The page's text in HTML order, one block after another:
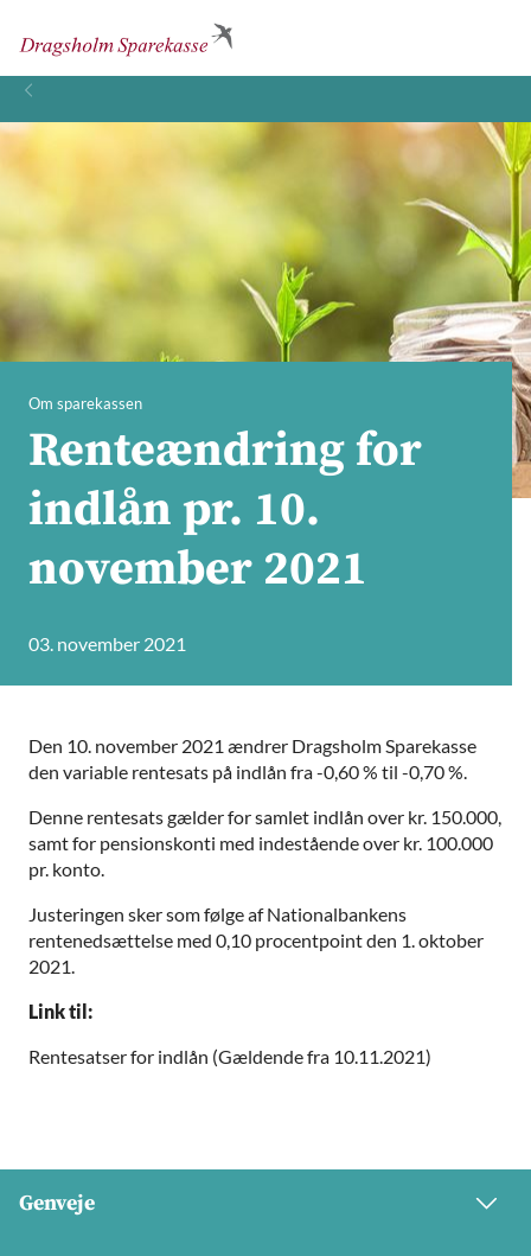
Om sparekassen
Renteændring for
indlån pr. 10.
november 2021
03. november 2021
Den 10. november 2021 ændrer Dragsholm Sparekasse
den variable rentesats på indlån fra -0,60 % til -0,70 %.
Denne rentesats gælder for samlet indlån over kr. 150.000,
samt for pensionskonti med indestående over kr. 100.000
pr. konto.
Justeringen sker som følge af Nationalbankens
rentenedsættelse med 0,10 procentpoint den 1. oktober
2021.
Link til:
Rentesatser for indlån (Gældende fra 10.11.2021)
Genveje